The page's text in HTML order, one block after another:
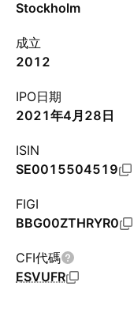
Stockholm
成立
2012
IPO日期
2021年4月28日
ISIN
SE0015504519
FIGI
BBG00ZTHRYR0
CFI代碼
ESVUFR